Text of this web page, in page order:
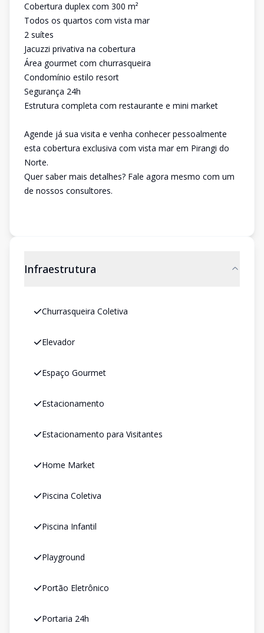
Cobertura duplex com 300 m²
Todos os quartos com vista mar
2 suítes
Jacuzzi privativa na cobertura
Área gourmet com churrasqueira
Condomínio estilo resort
Segurança 24h
Estrutura completa com restaurante e mini market
Agende já sua visita e venha conhecer pessoalmente
esta cobertura exclusiva com vista mar em Pirangi do
Norte.
Quer saber mais detalhes? Fale agora mesmo com um
de nossos consultores.
Infraestrutura
Churrasqueira Coletiva
Elevador
Espaço Gourmet
Estacionamento
Estacionamento para Visitantes
Home Market
Piscina Coletiva
Piscina Infantil
Playground
Portão Eletrônico
Portaria 24h